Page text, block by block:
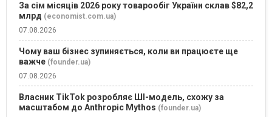
За сім місяців 2026 року товарообіг України склав $82,2
млрд (economist.com.ua)
07.08.2026
Чому ваш бізнес зупиняється, коли ви працюєте ще
важче (founder.ua)
07.08.2026
Власник TikTok розробляє ШІ-модель, схожу за
масштабом до Anthropic Mythos (founder.ua)